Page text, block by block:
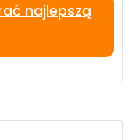
najlepszą